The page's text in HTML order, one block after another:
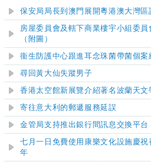
保安局局長到澳門展開粵港澳大灣區
房屋委員會及轄下商業樓宇小組委
（附圖）
衞生防護中心跟進耳念珠菌帶菌個案
尋回黃大仙失蹤男子
香港太空館新展覽介紹著名波蘭天文
寄往意大利的郵遞服務延誤
金管局支持推出銀行間訊息交換平台
七月一日免費使用康樂文化設施慶
年